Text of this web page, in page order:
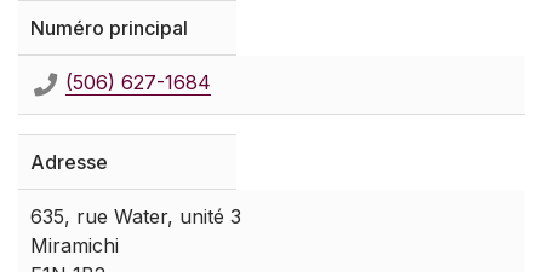
Numéro principal
(506) 627-1684
Adresse
635, rue Water, unité 3
Miramichi